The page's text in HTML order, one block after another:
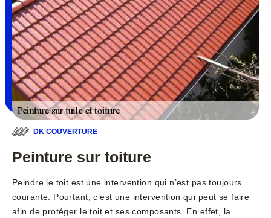
DK COUVERTURE
Peinture sur toiture
Peindre le toit est une intervention qui n’est pas toujours
courante. Pourtant, c’est une intervention qui peut se faire
afin de protéger le toit et ses composants. En effet, la